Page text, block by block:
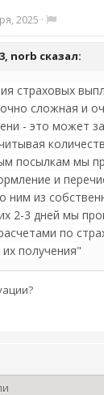
2025 ·
norb сказал:
страховых
сложная и
- это может
посылкам мы
и
ним из
2-3 дней мы
по
получения"